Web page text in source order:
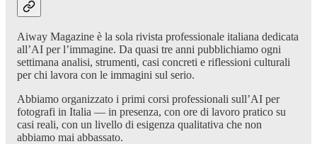
Aiway Magazine è la sola rivista professionale italiana dedicata
all’AI per l’immagine. Da quasi tre anni pubblichiamo ogni
settimana analisi, strumenti, casi concreti e riflessioni culturali
per chi lavora con le immagini sul serio.
Abbiamo organizzato i primi corsi professionali sull’AI per
fotografi in Italia — in presenza, con ore di lavoro pratico su
casi reali, con un livello di esigenza qualitativa che non
abbiamo mai abbassato.